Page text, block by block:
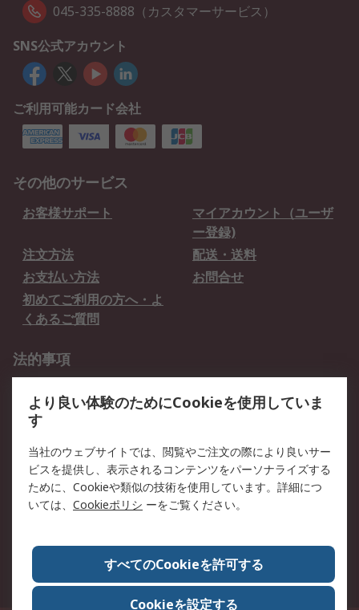
045-335-8888（カスタマーサービス）
SNS公式アカウント
ご利用可能カード会社
その他のサービス
お客様サポート
マイアカウント（ユーザ
ー登録)
注文方法
配送・送料
お支払い方法
お問合せ
初めてご利用の方へ・よ
くあるご質問
法的事項
クッキーポリシー
RSについて
会社概要
採用情報
プレスリリース＆お知ら
コーポレートサイト
全世界のRS
RSの歴史
ESGへの取り組み（英語）
認証について
より良い体験のためにCookieを使用していま
す
当社のウェブサイトでは、閲覧やご注文の際により良いサー
ビスを提供し、表示されるコンテンツをパーソナライズする
ために、Cookieや類似の技術を使用しています。詳細につ
いては、 Cookieポリシ ーをご覧ください。
すべてのCookieを許可する
Cookieを設定する